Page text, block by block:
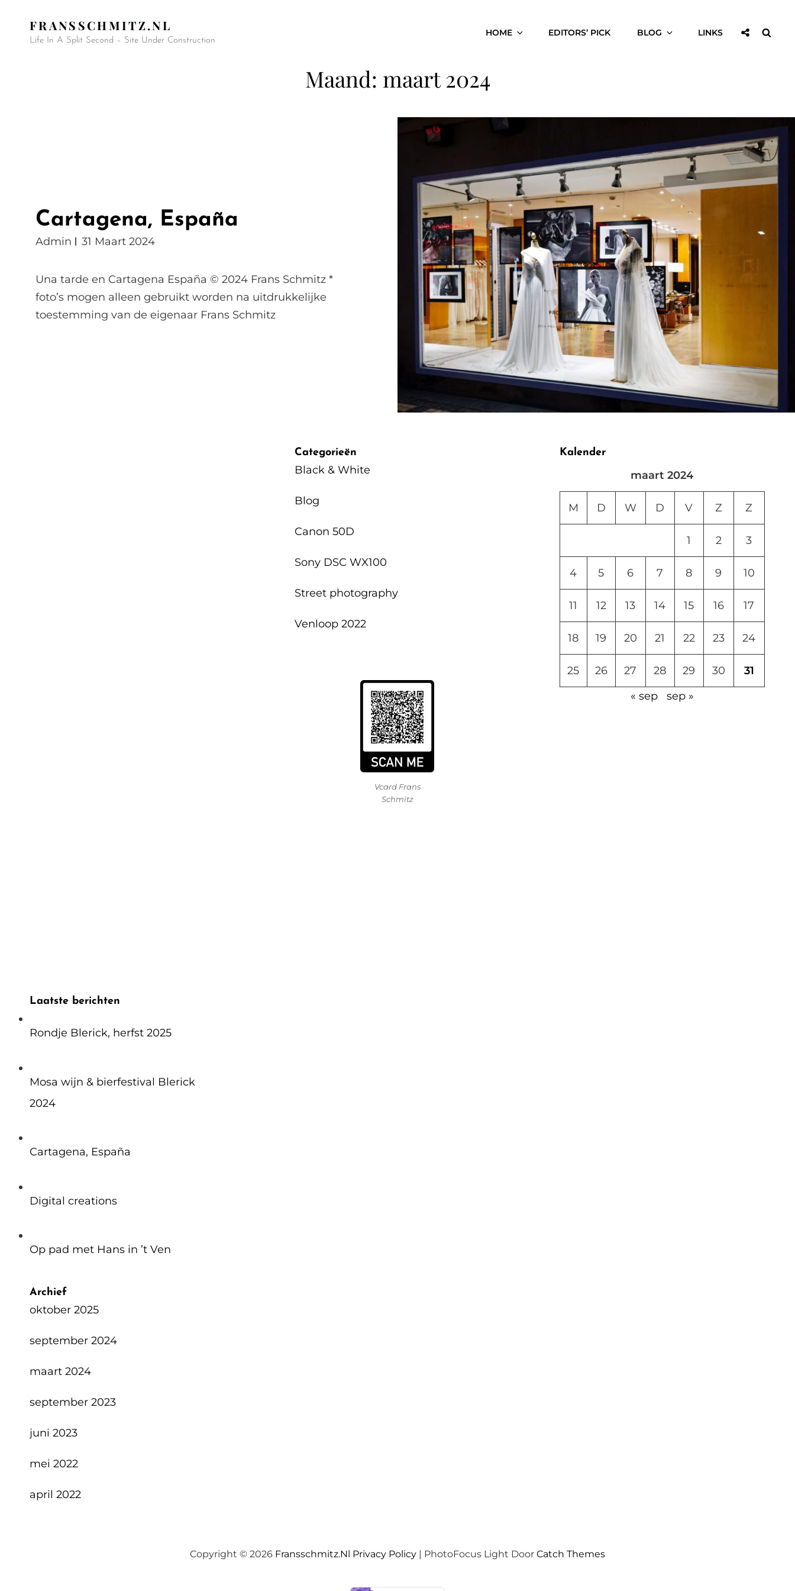
FRANSSCHMITZ.NL
Life In A Split Second – Site Under Construction
HOME EDITORS’ PICK BLOG LINKS
Sociaal
Maand: maart 2024
Cartagena, España
Admin 31 Maart 2024
Una tarde en Cartagena España © 2024 Frans Schmitz *
foto’s mogen alleen gebruikt worden na uitdrukkelijke
toestemming van de eigenaar Frans Schmitz
Laatste berichten
Rondje Blerick, herfst 2025
Mosa wijn & bierfestival Blerick
2024
Cartagena, España
Digital creations
Op pad met Hans in ’t Ven
Archief
oktober 2025
september 2024
maart 2024
september 2023
juni 2023
mei 2022
april 2022
Categorieën
Black & White
Blog
Canon 50D
Sony DSC WX100
Street photography
Venloop 2022
Vcard Frans
Schmitz
Kalender
maart 2024
M D W D V Z Z
1 2 3
4 5 6 7 8 9 10
11 12 13 14 15 16 17
18 19 20 21 22 23 24
25 26 27 28 29 30
31
« sep
sep »
Copyright © 2026 Fransschmitz.nl Privacy Policy | PhotoFocus Light Door Catch Themes